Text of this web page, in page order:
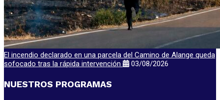
El incendio declarado en una parcela del Camino de Alange queda
sofocado tras la rápida intervención
03/08/2026
NUESTROS PROGRAMAS